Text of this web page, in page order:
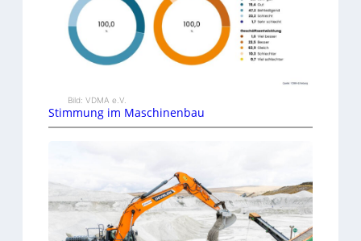
Bild: VDMA e.V.
Stimmung im Maschinenbau